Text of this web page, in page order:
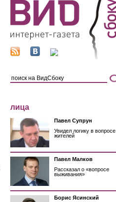
лица
Павел Супрун
Увидел логику в вопросе
жителей
Павел Малков
Рассказал о «вопросе
выживания»
Борис Ясинский